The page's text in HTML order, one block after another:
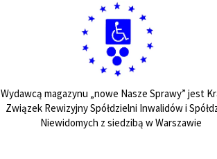
Wydawcą magazynu „nowe Nasze Sprawy” jest
Związek Rewizyjny Spółdzielni Inwalidów i
Niewidomych z siedzibą w Warszawie